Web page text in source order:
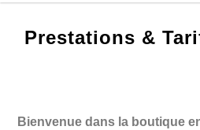
Prestations &
Bienvenue dans la boutique